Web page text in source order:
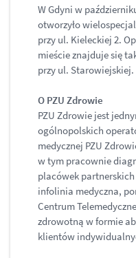
W Gdyni w
otworzyło
przy ul. Kieleckiej 2.
mieście znajduje się
przy ul. Starowiejskiej.
O PZU Zdrowie
PZU Zdrowie jest
ogólnopolskich
medycznej PZU
w tym pracownie
placówek
infolinia medyczna,
Centrum
zdrowotną w formie
klientów